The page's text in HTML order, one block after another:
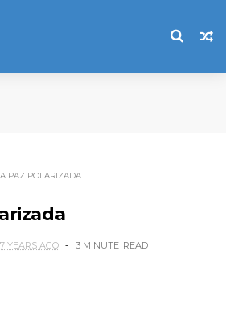
PAZ POLARIZADA
7 YEARS AGO 3 MINUTE READ